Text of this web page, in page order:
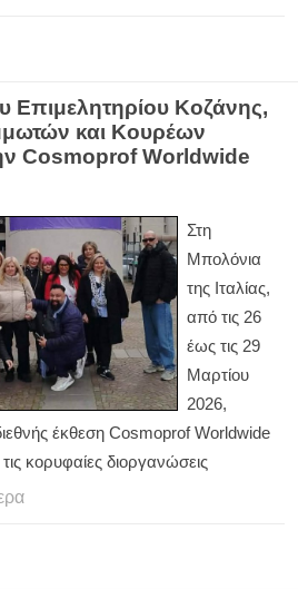
Επιμελητηρίου Κοζάνης,
και Κουρέων
Cosmoprof Worldwide
Στη
Μπολόνια
της Ιταλίας,
από τις 26
έως τις 29
Μαρτίου
2026,
έκθεση Cosmoprof Worldwide
κορυφαίες διοργανώσεις